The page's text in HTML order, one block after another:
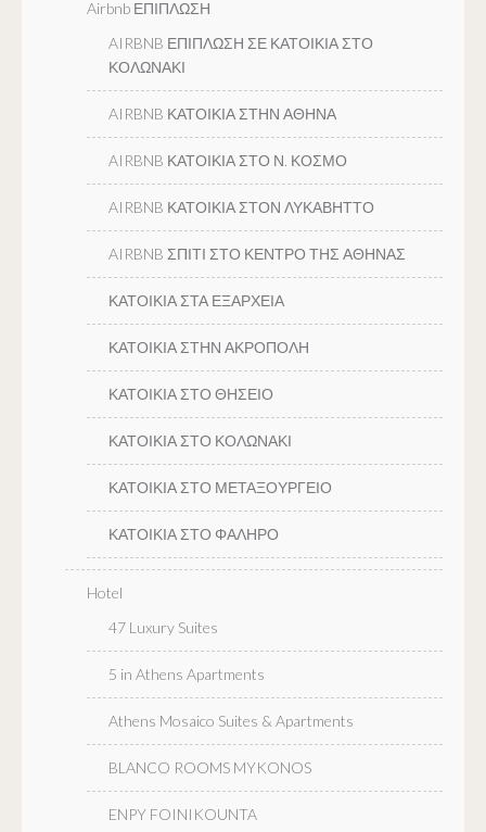
Airbnb ΕΠΙΠΛΩΣΗ
AIRBNB ΕΠΙΠΛΩΣΗ ΣΕ ΚΑΤΟΙΚΙΑ ΣΤΟ
ΚΟΛΩΝΑΚΙ
AIRBNB ΚΑΤΟΙΚΙΑ ΣΤΗΝ ΑΘΗΝΑ
AIRBNB ΚΑΤΟΙΚΙΑ ΣΤΟ Ν. ΚΟΣΜΟ
AIRBNB ΚΑΤΟΙΚΙΑ ΣΤΟΝ ΛΥΚΑΒΗΤΤΟ
AIRBNB ΣΠΙΤΙ ΣΤΟ ΚΕΝΤΡΟ ΤΗΣ ΑΘΗΝΑΣ
ΚΑΤΟΙΚΙΑ ΣΤΑ ΕΞΑΡΧΕΙΑ
ΚΑΤΟΙΚΙΑ ΣΤΗΝ ΑΚΡΟΠΟΛΗ
ΚΑΤΟΙΚΙΑ ΣΤΟ ΘΗΣΕΙΟ
ΚΑΤΟΙΚΙΑ ΣΤΟ ΚΟΛΩΝΑΚΙ
ΚΑΤΟΙΚΙΑ ΣΤΟ ΜΕΤΑΞΟΥΡΓΕΙΟ
ΚΑΤΟΙΚΙΑ ΣΤΟ ΦΑΛΗΡΟ
Hotel
47 Luxury Suites
5 in Athens Apartments
Athens Mosaico Suites & Apartments
BLANCO ROOMS MYKONOS
ENPY FOINIKOUNTA